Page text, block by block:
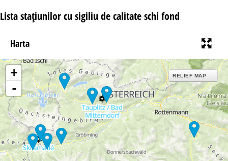
Lista staţiunilor cu sigiliu de calitate schi fond
Harta
+
-
RELIEF MAP